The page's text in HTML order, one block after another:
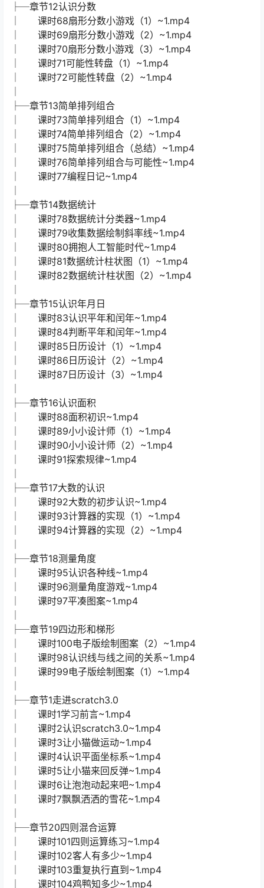
├─章节12认识分数
│ 课时68扇形分数小游戏（1）~1.mp4
│ 课时69扇形分数小游戏（2）~1.mp4
│ 课时70扇形分数小游戏（3）~1.mp4
│ 课时71可能性转盘（1）~1.mp4
│ 课时72可能性转盘（2）~1.mp4
├─章节13简单排列组合
│ 课时73简单排列组合（1）~1.mp4
│ 课时74简单排列组合（2）~1.mp4
│ 课时75简单排列组合（总结）~1.mp4
│ 课时76简单排列组合与可能性~1.mp4
│ 课时77编程日记~1.mp4
├─章节14数据统计
│ 课时78数据统计分类器~1.mp4
│ 课时79收集数据绘制斜率线~1.mp4
│ 课时80拥抱人工智能时代~1.mp4
│ 课时81数据统计柱状图（1）~1.mp4
│ 课时82数据统计柱状图（2）~1.mp4
├─章节15认识年月日
│ 课时83认识平年和闰年~1.mp4
│ 课时84判断平年和闰年~1.mp4
│ 课时85日历设计（1）~1.mp4
│ 课时86日历设计（2）~1.mp4
│ 课时87日历设计（3）~1.mp4
├─章节16认识面积
│ 课时88面积初识~1.mp4
│ 课时89小小设计师（1）~1.mp4
│ 课时90小小设计师（2）~1.mp4
│ 课时91探索规律~1.mp4
├─章节17大数的认识
│ 课时92大数的初步认识~1.mp4
│ 课时93计算器的实现（1）~1.mp4
│ 课时94计算器的实现（2）~1.mp4
├─章节18测量角度
│ 课时95认识各种线~1.mp4
│ 课时96测量角度游戏~1.mp4
│ 课时97平凑图案~1.mp4
├─章节19四边形和梯形
│ 课时100电子版绘制图案（2）~1.mp4
│ 课时98认识线与线之间的关系~1.mp4
│ 课时99电子版绘制图案（1）~1.mp4
├─章节1走进scratch3.0
│ 课时1学习前言~1.mp4
│ 课时2认识scratch3.0~1.mp4
│ 课时3让小猫做运动~1.mp4
│ 课时4认识平面坐标系~1.mp4
│ 课时5让小猫来回反弹~1.mp4
│ 课时6让泡泡动起来吧~1.mp4
│ 课时7飘飘洒洒的雪花~1.mp4
├─章节20四则混合运算
│ 课时101四则运算练习~1.mp4
│ 课时102客人有多少~1.mp4
│ 课时103重复执行直到~1.mp4
│ 课时104鸡鸭知多少~1.mp4